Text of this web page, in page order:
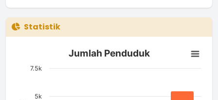
Statistik
Jumlah Penduduk
Bar chart with 4 bars.
The chart has 1 X axis displaying categories.
Jumlah Penduduk
5k
7.5k